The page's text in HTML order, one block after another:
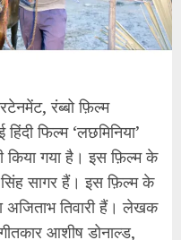
रंब्बो फ़िल्म
फिल्म ‘लछमिनिया’
किया गया है। इस फ़िल्म के
सागर हैं। इस फ़िल्म के
अजिताभ तिवारी हैं। लेखक
आशीष डोनाल्ड,